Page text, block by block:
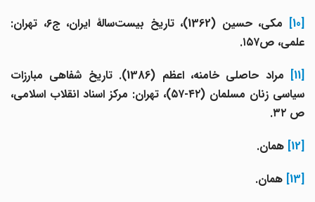
مکی، حسین (1362)، تاریخ بیست‌سالۀ ایران، ج۶، تهران:
علمی، ص۱۵۷.
مراد حاصلی خامنه، اعظم (1386). تاریخ شفاهی مبارزات
سیاسی زنان مسلمان (۴۲-۵۷)، تهران: مرکز اسناد انقلاب اسلامی،
ص ۳۲.
همان.
همان.